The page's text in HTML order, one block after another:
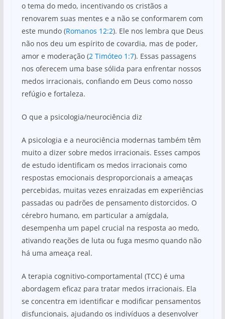
o tema do medo, incentivando os cristãos a
renovarem suas mentes e a não se conformarem com
este mundo (Romanos 12:2). Ele nos lembra que Deus
não nos deu um espírito de covardia, mas de poder,
amor e moderação (2 Timóteo 1:7). Essas passagens
nos oferecem uma base sólida para enfrentar nossos
medos irracionais, confiando em Deus como nosso
refúgio e fortaleza.
O que a psicologia/neurociência diz
A psicologia e a neurociência modernas também têm
muito a dizer sobre medos irracionais. Esses campos
de estudo identificam os medos irracionais como
respostas emocionais desproporcionais a ameaças
percebidas, muitas vezes enraizadas em experiências
passadas ou padrões de pensamento distorcidos. O
cérebro humano, em particular a amígdala,
desempenha um papel crucial na resposta ao medo,
ativando reações de luta ou fuga mesmo quando não
há uma ameaça real.
A terapia cognitivo-comportamental (TCC) é uma
abordagem eficaz para tratar medos irracionais. Ela
se concentra em identificar e modificar pensamentos
disfuncionais, ajudando os indivíduos a desenvolver